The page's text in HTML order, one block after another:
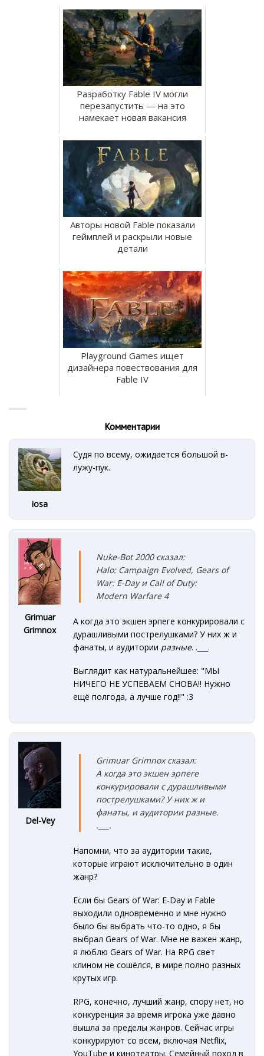
Разработку Fable IV могли
перезапустить — на это
намекает новая вакансия
Авторы новой Fable показали
геймплей и раскрыли новые
детали
Playground Games ищет
дизайнера повествования для
Fable IV
Комментарии
iosa
Судя по всему, ожидается большой в-
лужу-пук.
Grimuar
Grimnox
Nuke-Bot 2000 сказал:
Halo: Campaign Evolved, Gears of
War: E-Day и Call of Duty:
Modern Warfare 4
А когда это экшен эрпеге конкурировали с
дурашливыми пострелушками? У них ж и
фанаты, и аудитории разные. .___.
Выглядит как натуральнейшее: "МЫ
НИЧЕГО НЕ УСПЕВАЕМ СНОВА!! Нужно
ещё полгода, а лучше год!!":3
Del-Vey
Grimuar Grimnox сказал:
А когда это экшен эрпеге
конкурировали с дурашливыми
пострелушками? У них ж и
фанаты, и аудитории разные.
.___.
Напомни, что за аудитории такие,
которые играют исключительно в один
жанр?
Если бы Gears of War: E-Day и Fable
выходили одновременно и мне нужно
было бы выбрать что-то одно, я бы
выбрал Gears of War. Мне не важен жанр,
я люблю Gears of War. На RPG свет
клином не сошёлся, в мире полно разных
крутых игр.
RPG, конечно, лучший жанр, спору нет, но
конкуренция за время игрока уже давно
вышла за пределы жанров. Сейчас игры
конкурируют со всем, включая Netflix,
YouTube и кинотеатры. Семейный поход в